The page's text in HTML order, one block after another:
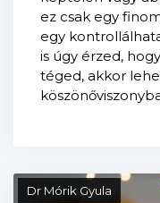
ez csak egy
egy
is úgy érzed,
téged, akkor
Dr Mórik Gyula